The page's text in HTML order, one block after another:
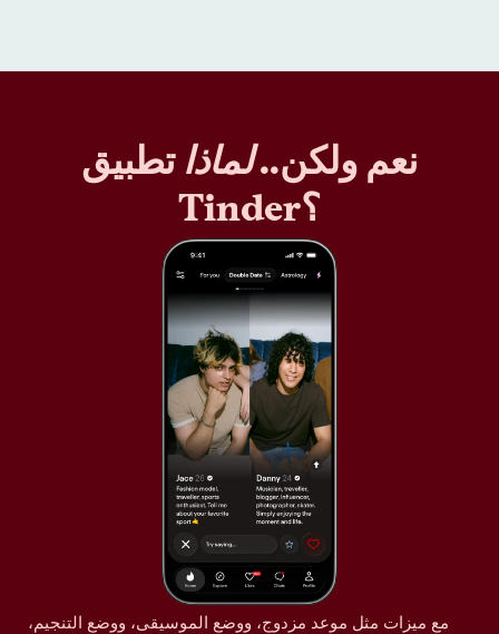
نعم ولكن..لماذا تطبيق
Tinder؟
مع ميزات مثل موعد مزدوج، ووضع الموسيقى، ووضع التنجيم،